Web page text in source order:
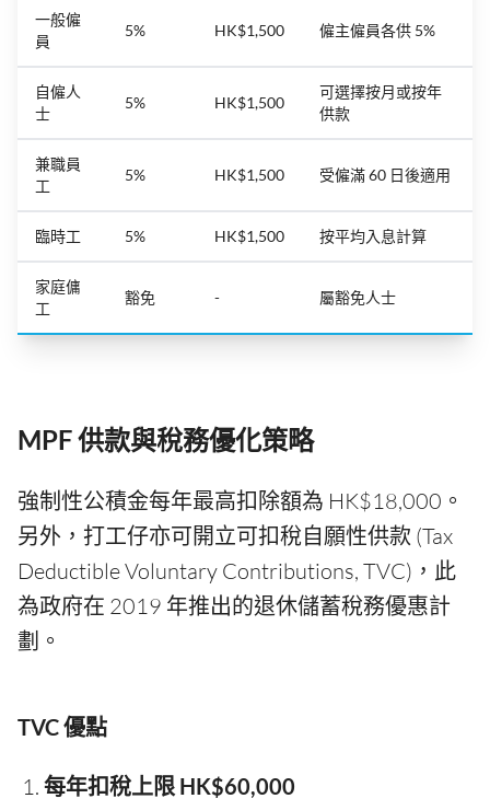
一般僱
員
5% HK$1,500 僱主僱員各供 5%
自僱人
士
5% HK$1,500
可選擇按月或按年
供款
兼職員
工
5% HK$1,500 受僱滿 60 日後適用
臨時工 5% HK$1,500 按平均入息計算
家庭傭
工
豁免 - 屬豁免人士
MPF 供款與稅務優化策略
強制性公積金每年最高扣除額為 HK$18,000。
另外，打工仔亦可開立可扣稅自願性供款 (Tax
Deductible Voluntary Contributions, TVC)，此
為政府在 2019 年推出的退休儲蓄稅務優惠計
劃。
TVC 優點
每年扣稅上限 HK$60,000